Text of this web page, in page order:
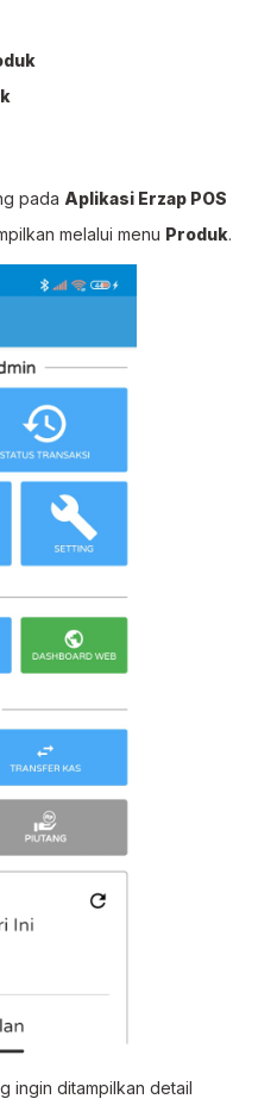
pada Aplikasi Erzap POS
melalui menu Produk.
ingin ditampilkan detail